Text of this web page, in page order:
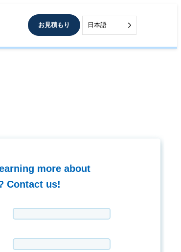
お見積もり 日本語